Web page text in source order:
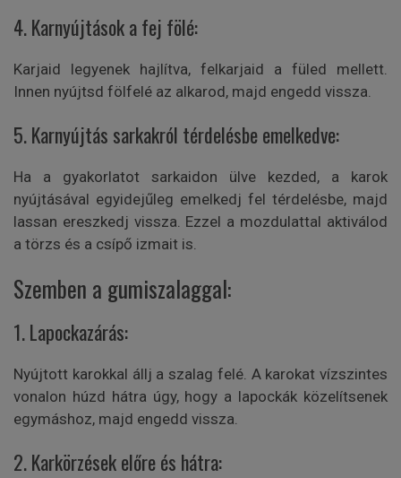
4. Karnyújtások a fej fölé:
Karjaid legyenek hajlítva, felkarjaid a füled mellett.
Innen nyújtsd fölfelé az alkarod, majd engedd vissza.
5. Karnyújtás sarkakról térdelésbe emelkedve:
Ha a gyakorlatot sarkaidon ülve kezded, a karok
nyújtásával egyidejűleg emelkedj fel térdelésbe, majd
lassan ereszkedj vissza. Ezzel a mozdulattal aktiválod
a törzs és a csípő izmait is.
Szemben a gumiszalaggal:
1. Lapockazárás:
Nyújtott karokkal állj a szalag felé. A karokat vízszintes
vonalon húzd hátra úgy, hogy a lapockák közelítsenek
egymáshoz, majd engedd vissza.
2. Karkörzések előre és hátra: